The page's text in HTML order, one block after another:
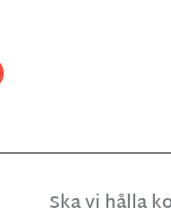
Ska vi hålla